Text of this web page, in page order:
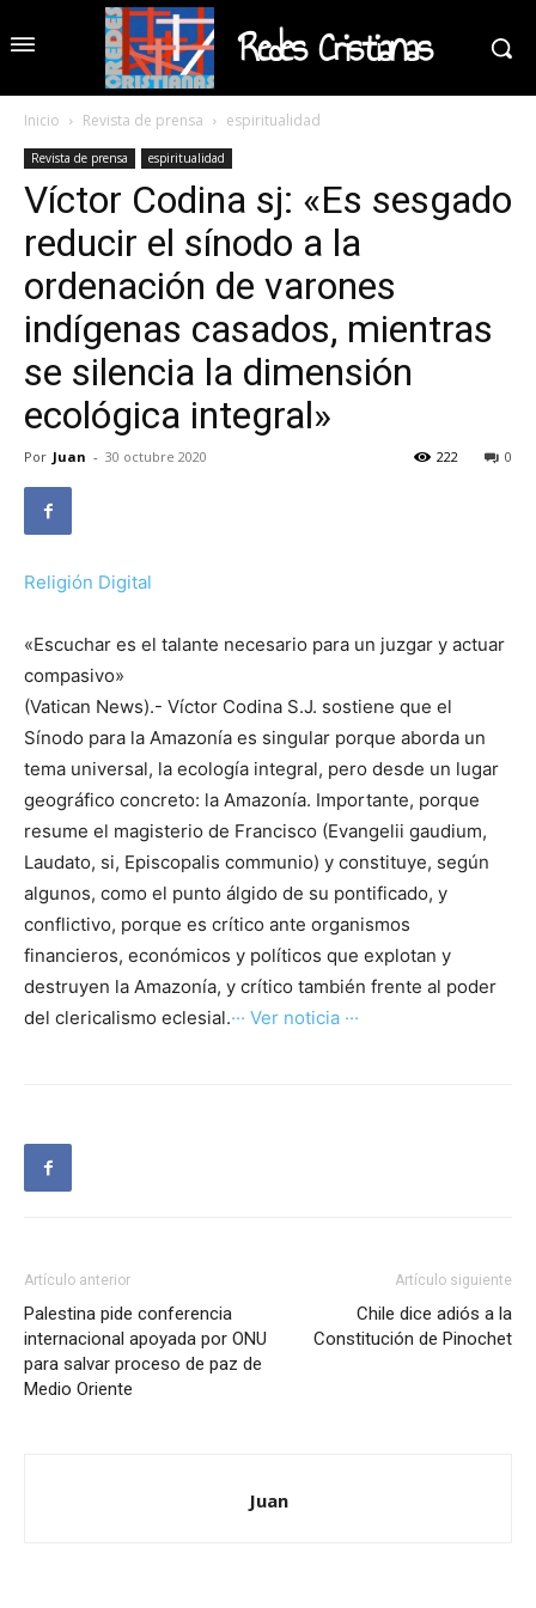
Redes Cristianas
Inicio Revista de prensa espiritualidad
Revista de prensa espiritualidad
Víctor Codina sj: «Es sesgado
reducir el sínodo a la
ordenación de varones
indígenas casados, mientras
se silencia la dimensión
ecológica integral»
Por Juan - 30 octubre 2020 0
222
Religión Digital
«Escuchar es el talante necesario para un juzgar y actuar
compasivo»
(Vatican News).- Víctor Codina S.J. sostiene que el
Sínodo para la Amazonía es singular porque aborda un
tema universal, la ecología integral, pero desde un lugar
geográfico concreto: la Amazonía. Importante, porque
resume el magisterio de Francisco (Evangelii gaudium,
Laudato, si, Episcopalis communio) y constituye, según
algunos, como el punto álgido de su pontificado, y
conflictivo, porque es crítico ante organismos
financieros, económicos y políticos que explotan y
destruyen la Amazonía, y crítico también frente al poder
del clericalismo eclesial.··· Ver noticia ···
Artículo anterior
Palestina pide conferencia
internacional apoyada por ONU
para salvar proceso de paz de
Medio Oriente
Artículo siguiente
Chile dice adiós a la
Constitución de Pinochet
Juan